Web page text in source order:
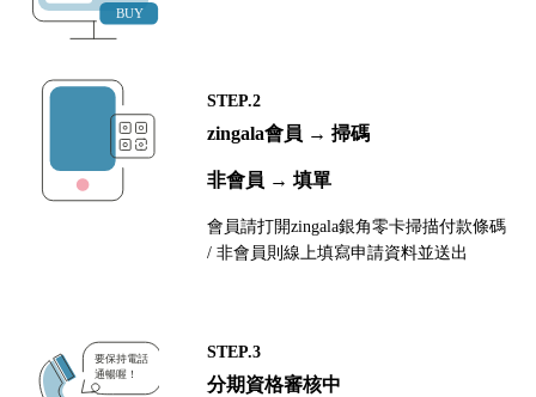
STEP.2
zingala會員 → 掃碼
非會員 → 填單
會員請打開zingala銀角零卡掃描付款條碼
/ 非會員則線上填寫申請資料並送出
STEP.3
分期資格審核中